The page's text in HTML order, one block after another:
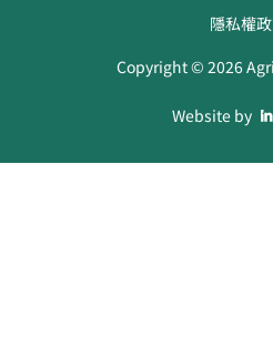
隱私權
Copyright ©2026
Website by